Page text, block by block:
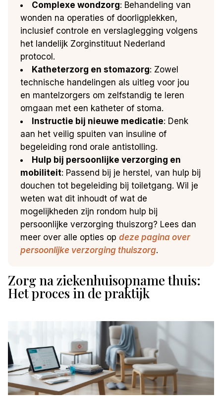
Complexe wondzorg: Behandeling van
wonden na operaties of doorligplekken,
inclusief controle en verslaglegging volgens
het landelijk Zorginstituut Nederland
protocol.
Katheterzorg en stomazorg: Zowel
technische handelingen als uitleg voor jou
en mantelzorgers om zelfstandig te leren
omgaan met een katheter of stoma.
Instructie bij nieuwe medicatie: Denk
aan het veilig spuiten van insuline of
begeleiding rond orale antistolling.
Hulp bij persoonlijke verzorging en
mobiliteit: Passend bij je herstel, van hulp bij
douchen tot begeleiding bij toiletgang. Wil je
weten wat dit inhoudt of wat de
mogelijkheden zijn rondom hulp bij
persoonlijke verzorging thuiszorg? Lees dan
meer over alle opties opdeze pagina over
persoonlijke verzorging thuiszorg.
Zorg na ziekenhuisopname thuis:
Het proces in de praktijk